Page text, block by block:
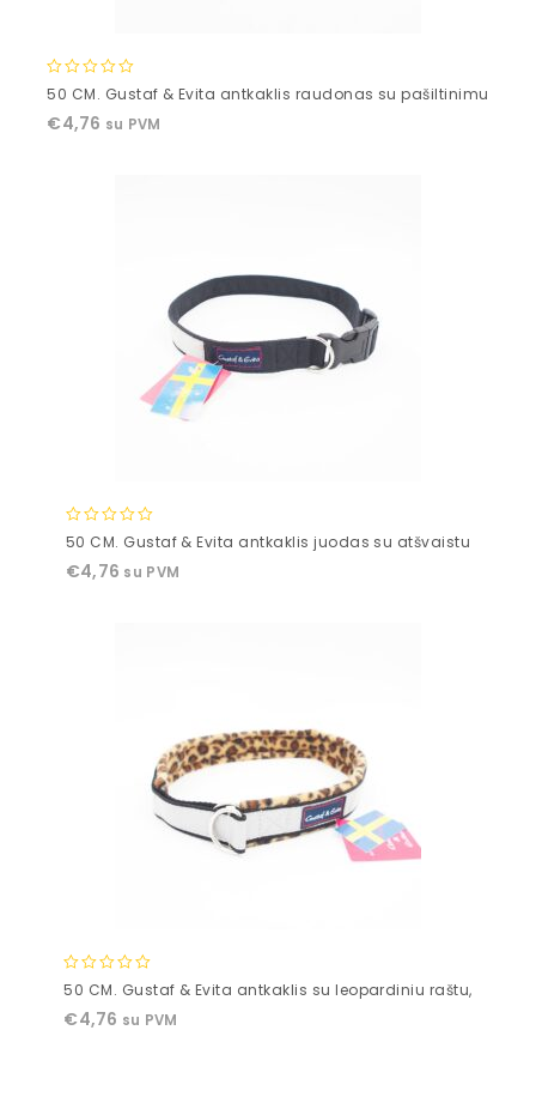
0
of
50 CM. Gustaf & Evita antkaklis raudonas su pašiltinimu
€4,76 su PVM
0
of
50 CM. Gustaf & Evita antkaklis juodas su atšvaistu
€4,76 su PVM
0
of
50 CM. Gustaf & Evita antkaklis su leopardiniu raštu,
€4,76 su PVM